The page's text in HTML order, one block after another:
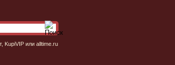
, KupiVIPили alltime.ru